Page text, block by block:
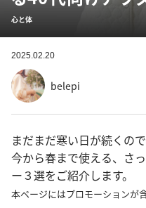
心と体
2025.02.20
belepi
まだまだ寒い日が続くの
今から春まで使える、さ
ー３選をご紹介します。
本ページにはプロモーションが